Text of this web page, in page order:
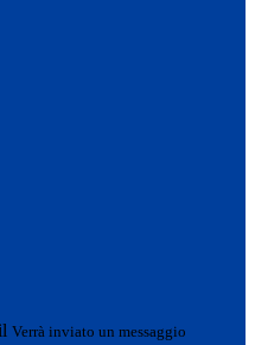
Verrà inviato un messaggio